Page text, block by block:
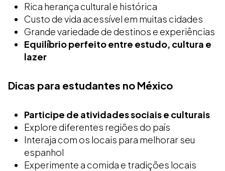
Rica herança cultural e histórica
Custo de vida acessível em muitas cidades
Grande variedade de destinos e experiências
Equilíbrio perfeito entre estudo, cultura e
lazer
Dicas para estudantes no México
Participe de atividades sociais e culturais
Explore diferentes regiões do país
Interaja com os locais para melhorar seu
espanhol
Experimente a comida e tradições locais